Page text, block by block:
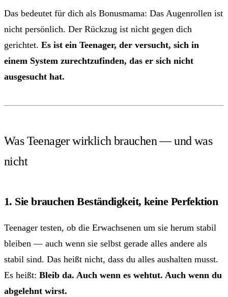
Das bedeutet für dich als Bonusmama: Das Augenrollen ist
nicht persönlich. Der Rückzug ist nicht gegen dich
gerichtet. Es ist ein Teenager, der versucht, sich in
einem System zurechtzufinden, das er sich nicht
ausgesucht hat.
Was Teenager wirklich brauchen — und was
nicht
1. Sie brauchen Beständigkeit, keine Perfektion
Teenager testen, ob die Erwachsenen um sie herum stabil
bleiben — auch wenn sie selbst gerade alles andere als
stabil sind. Das heißt nicht, dass du alles aushalten musst.
Es heißt: Bleib da. Auch wenn es wehtut. Auch wenn du
abgelehnt wirst.